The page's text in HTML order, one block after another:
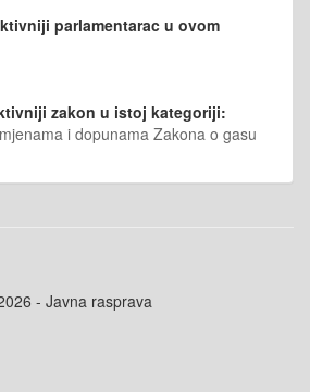
parlamentarac u ovom
zakon u istoj kategoriji:
i dopunama Zakona o gasu
- Javna rasprava